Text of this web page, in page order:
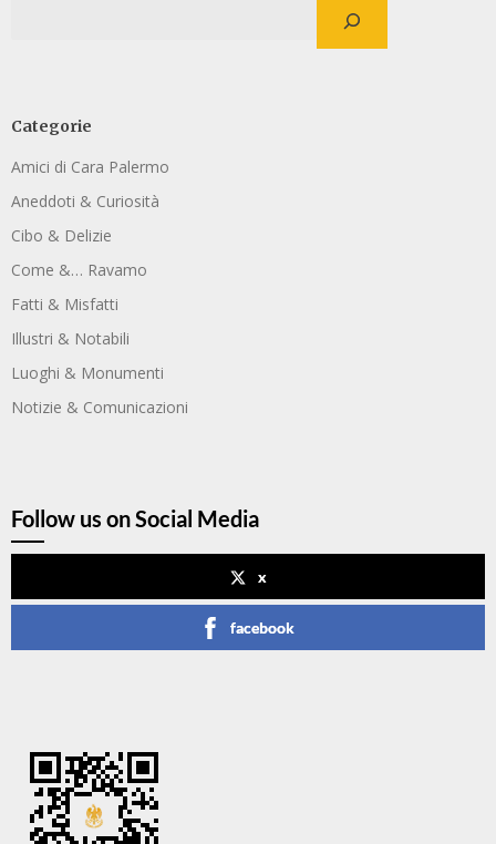
Categorie
Amici di Cara Palermo
Aneddoti & Curiosità
Cibo & Delizie
Come &… Ravamo
Fatti & Misfatti
Illustri & Notabili
Luoghi & Monumenti
Notizie & Comunicazioni
Follow us on Social Media
x
facebook